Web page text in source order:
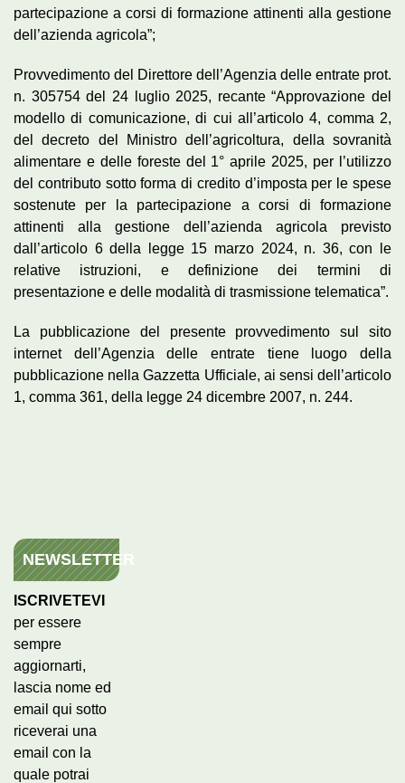
partecipazione a corsi di formazione attinenti alla gestione
dell’azienda agricola”;
Provvedimento del Direttore dell’Agenzia delle entrate prot.
n. 305754 del 24 luglio 2025, recante “Approvazione del
modello di comunicazione, di cui all’articolo 4, comma 2,
del decreto del Ministro dell’agricoltura, della sovranità
alimentare e delle foreste del 1° aprile 2025, per l’utilizzo
del contributo sotto forma di credito d’imposta per le spese
sostenute per la partecipazione a corsi di formazione
attinenti alla gestione dell’azienda agricola previsto
dall’articolo 6 della legge 15 marzo 2024, n. 36, con le
relative istruzioni, e definizione dei termini di
presentazione e delle modalità di trasmissione telematica”.
La pubblicazione del presente provvedimento sul sito
internet dell’Agenzia delle entrate tiene luogo della
pubblicazione nella Gazzetta Ufficiale, ai sensi dell’articolo
1, comma 361, della legge 24 dicembre 2007, n. 244.
NEWSLETTER
ISCRIVETEVI
per essere
sempre
aggiornarti,
lascia nome ed
email qui sotto
riceverai una
email con la
quale potrai